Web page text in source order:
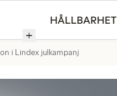
HÅLLBARHET
i Lindex julkampanj